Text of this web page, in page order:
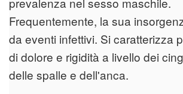
Frequentemente, la sua
da eventi infettivi. Si caratterizza
di dolore e rigidità a livello dei
delle spalle e dell'anca.